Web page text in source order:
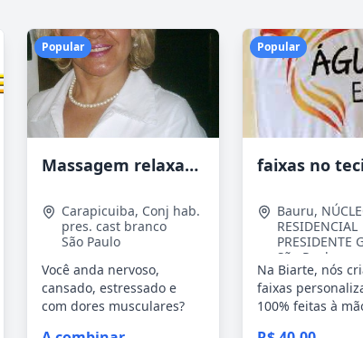
Popular
Massagem relaxante- terapeutica e depilação
Carapicuiba, Conj hab.
pres. cast branco
São Paulo
Você anda nervoso,
cansado, estressado e
com dores musculares?
Popular
Bauru,
RESIDENCIAL
PRESIDENTE
São Paulo
Na Biarte, nós
faixas
100% feitas à